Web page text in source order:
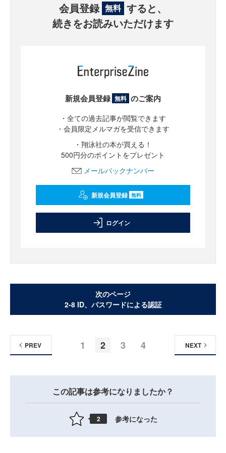
会員登録 無料 すると、
続きをお読みいただけます
新規会員登録 無料 のご案内
・全ての過去記事が閲覧できます
・会員限定メルマガを受信できます
・翔泳社の本が買える！
500円分のポイントをプレゼント
メールバックナンバー
新規会員登録 無料
ログイン
次のページ
2-8 ID、パスワードによる認証
1 2 3 4
PREV NEXT
この記事は参考になりましたか？
2 参考になった